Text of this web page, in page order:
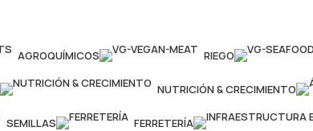
AGROQUÍMICOS RIEGO
NUTRICIÓN & CRECIMIENTO
SEMILLAS FERRETERÍA